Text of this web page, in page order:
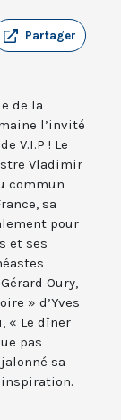
Partager
de la
l’invité
V.I.P ! Le
Vladimir
commun
sa
pour
et ses
Oury,
» d’Yves
« Le dîner
pas
sa